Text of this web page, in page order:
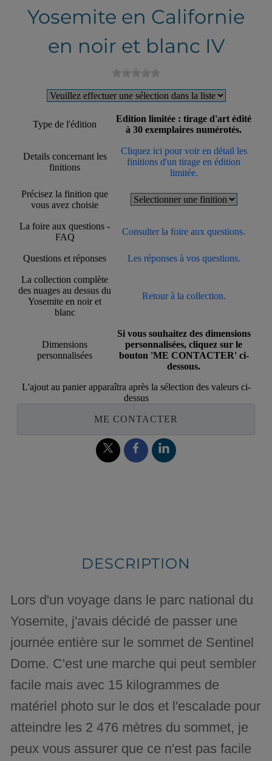
Yosemite en Californie
en noir et blanc IV
Type de l'édition
Edition limitée : tirage d'art édité
à 30 exemplaires numérotés.
Details concernant les
finitions
Cliquez ici pour voir en détail les
finitions d'un tirage en édition
limitée.
Précisez la finition que
vous avez choisie
La foire aux questions -
FAQ
Consulter la foire aux questions.
Questions et réponses Les réponses à vos questions.
La collection complète
des nuages au dessus du
Yosemite en noir et
blanc
Retour à la collection.
Dimensions
personnalisées
Si vous souhaitez des dimensions
personnalisées, cliquez sur le
bouton 'ME CONTACTER' ci-
dessous.
L'ajout au panier apparaîtra après la sélection des valeurs ci-
dessus
ME CONTACTER
DESCRIPTION
Lors d'un voyage dans le parc national du
Yosemite, j'avais décidé de passer une
journée entière sur le sommet de Sentinel
Dome. C'est une marche qui peut sembler
facile mais avec 15 kilogrammes de
matériel photo sur le dos et l'escalade pour
atteindre les 2 476 mètres du sommet, je
peux vous assurer que ce n'est pas facile